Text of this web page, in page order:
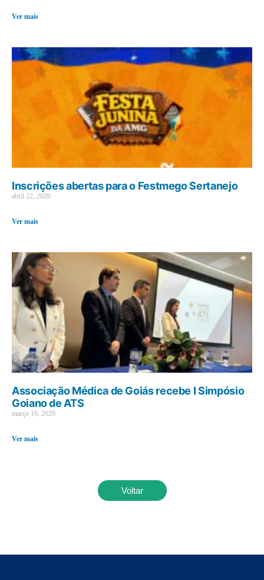
Ver mais
Inscrições abertas para o Festmego Sertanejo
abril 22, 2026
Ver mais
Associação Médica de Goiás recebe I Simpósio
Goiano de ATS
março 16, 2026
Ver mais
Voltar